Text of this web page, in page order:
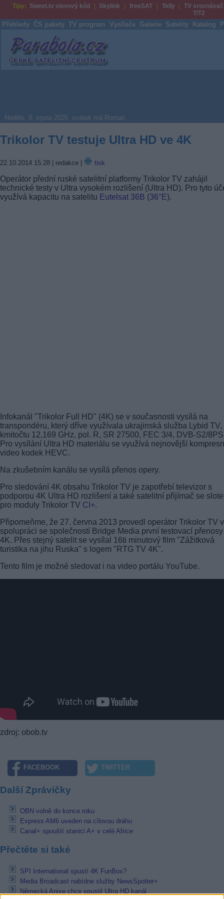
Tipy: Sweet.tv slevový kód Skylink freeSAT Telly
TV srovnávač
T/T2
Přehledy ČS pakety TV program Vysílače Galerie Satelity Katalog
Parabola.cz
Neděle, 9. srpna 2026, svátek má Roman
Trikolor TV testuje Ultra HD ve 4K
22.10.2014 15:28 | redakce | tisk
Operátor přední ruské satelitní platformy Trikolor TV zahájil
technické testy v Ultra vysokém rozlišení (Ultra HD). Pro tyto
využívá kapacitu na satelitu Eutelsat 36B (36°E).
Infokanál "Trikolor Full HD" (4K) se v současnosti vysílá na
transpondéru, který dříve využívala ukrajinská služba Lybid TV,
kmitočtu 12,169 GHz, pol. R, SR 27500, FEC 3/4, DVB-S2/
Pro vysílání Ultra HD materiálu se využívá nejnovější
video kodek HEVC.
Na zkušebním kanálu se vysílá přenos opery.
Pro sledování 4K obsahu Trikolor TV je zapotřebí televizor s
podporou 4K Ultra HD rozlišení a také satelitní přijímač se
pro moduly Trikolor TV CI+.
Připomeňme, že 27. června 2013 provedl operátor Trikolor TV
spolupráci se společností Bridge Media první testovací
4K. Přes stejný satelit se vysílal 16ti minutový film "Zážitková
turistika na jihu Ruska" s logem "RTG TV 4K".
Tento film je možné sledovat i na video portálu YouTube.
zdroj: obob.tv
FACEBOOK TWITTER
Další Zprávičky
OBN volně do konce roku
Express AM6 uveden na cílovou dráhu
Canal+ spouští stanici A+ v celé Africe
Přečtěte si také
SPI International spustí 4K FunBox?
Media Broadcast nabídne služby NewsSpotter+
Německá Anixe chce spustil Ultra HD kanál